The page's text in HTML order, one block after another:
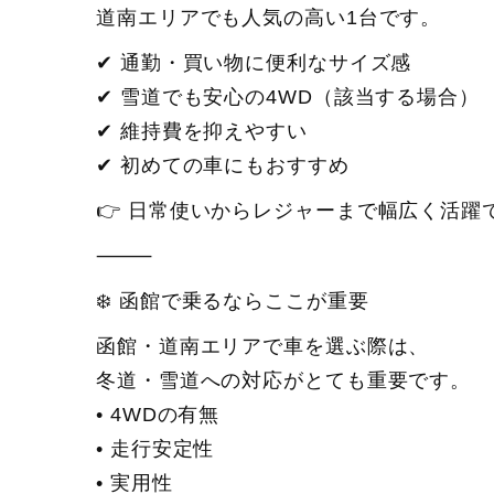
道南エリアでも人気の高い1台です。
✔ 通勤・買い物に便利なサイズ感
✔ 雪道でも安心の4WD（該当する場合）
✔ 維持費を抑えやすい
✔ 初めての車にもおすすめ
👉 日常使いからレジャーまで幅広く活躍
⸻
❄️ 函館で乗るならここが重要
函館・道南エリアで車を選ぶ際は、
冬道・雪道への対応がとても重要です。
• 4WDの有無
• 走行安定性
• 実用性